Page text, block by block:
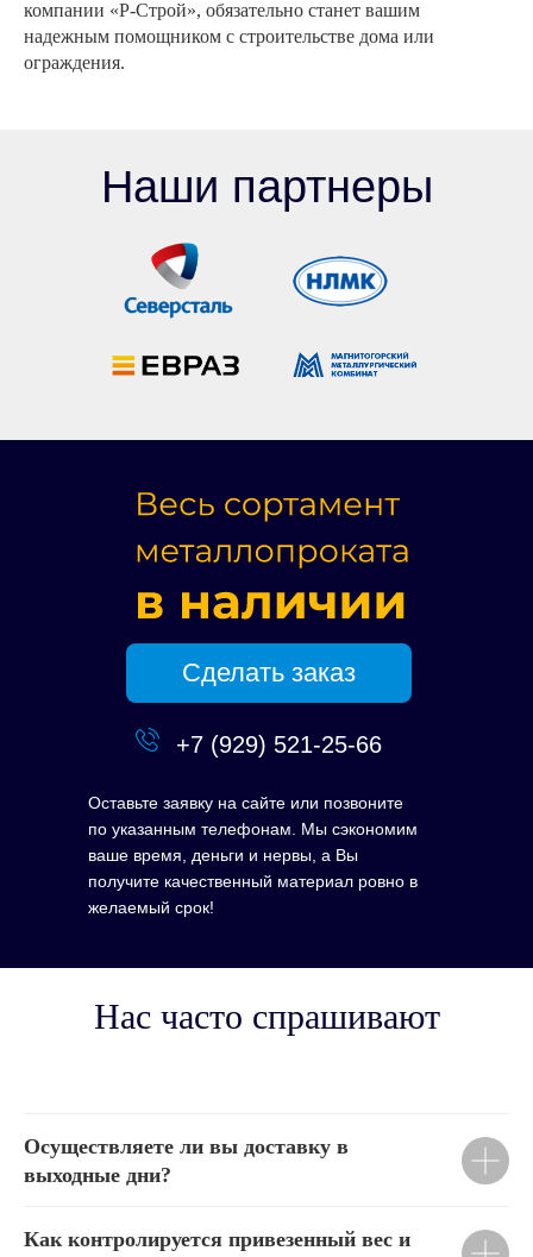
компании «Р-Строй», обязательно станет вашим
надежным помощником с строительстве дома или
ограждения.
Оставьте заявку на сайте или позвоните
по указанным телефонам. Мы сэкономим
ваше время, деньги и нервы, а Вы
получите качественный материал ровно в
желаемый срок!
Наши партнеры
Сделать заказ
+7 (929) 521-25-66
Нас часто спрашивают
Осуществляете ли вы доставку в
выходные дни?
Как контролируется привезенный вес и